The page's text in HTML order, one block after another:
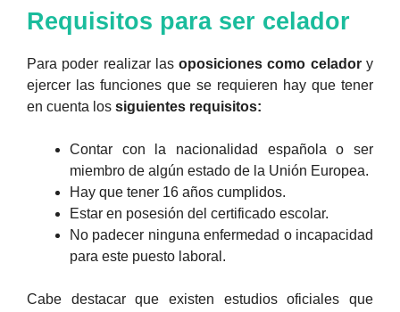
Requisitos para ser celador
Para poder realizar lasoposiciones como celadory
ejercer las funciones que se requieren hay que tener
en cuenta los siguientes requisitos:
Contar con la nacionalidad española o ser
miembro de algún estado de la Unión Europea.
Hay que tener 16 años cumplidos.
Estar en posesión del certificado escolar.
No padecer ninguna enfermedad o incapacidad
para este puesto laboral.
Cabe destacar que existen estudios oficiales que